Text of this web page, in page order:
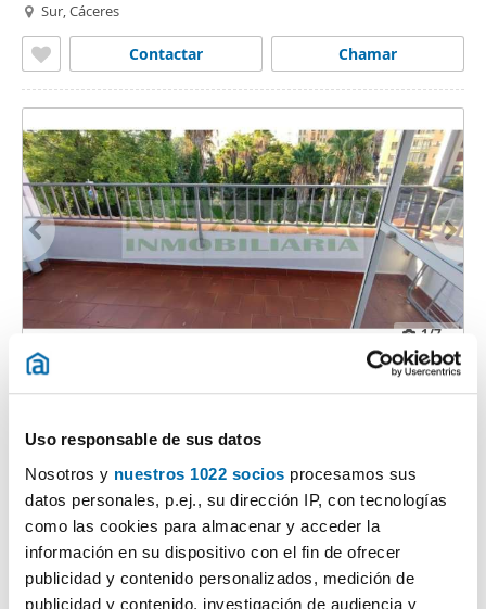
Uso responsable de sus datos
Nosotros y nuestros 1022 socios procesamos sus
datos personales, p.ej., su dirección IP, con tecnologías
como las cookies para almacenar y acceder la
información en su dispositivo con el fin de ofrecer
publicidad y contenido personalizados, medición de
publicidad y contenido, investigación de audiencia y
Sur, Cáceres
Chamar
Contactar
1/7
700€
Casco Antiguo, Cáceres
Chamar
Contactar
NOVO PREMIUM